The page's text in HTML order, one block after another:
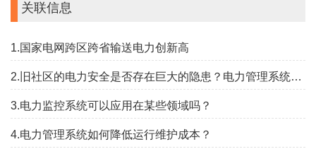
关联信息
1.国家电网跨区跨省输送电力创新高
2.旧社区的电力安全是否存在巨大的隐患？电力管理系统防御助力安全
3.电力监控系统可以应用在某些领域吗？
4.电力管理系统如何降低运行维护成本？